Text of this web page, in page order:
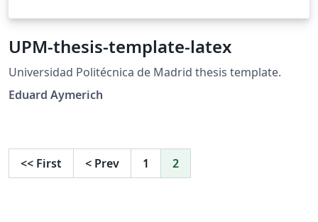
UPM-thesis-template-latex
Universidad Politécnica de Madrid thesis template.
Eduard Aymerich
<< First < Prev 1 2